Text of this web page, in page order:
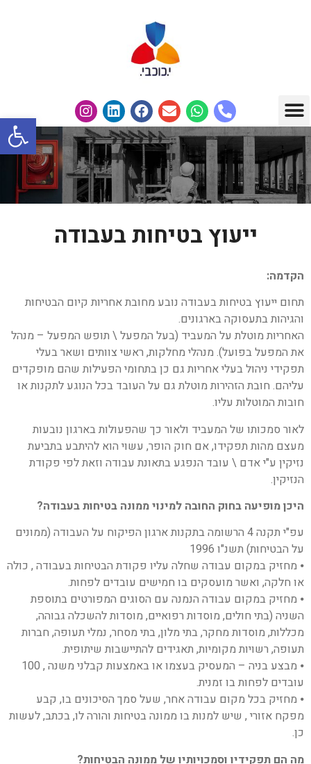
ייעוץ בטיחות בעבודה
הקדמה:
תחום ייעוץ בטיחות בעבודה נובע מחובת אחריות קיום הבטיחות
והגיהות בתעסוקה בארגונים.
האחריות מוטלת על המעביד (בעל המפעל \ תופש המפעל – מנהל
את המפעל בפועל). מנהלי מחלקות, ראשי צוותים ושאר בעלי
תפקידי ניהול בעלי אחריות גם כן בתחומי הפעילות שהם מופקדים
עליהם. חובת הזהירות מוטלת גם על העובד בכל הנוגע לתקנות או
חובות המוטלות עליו.
לאור סמכותו של המעביד ולאור כך שהפעולות בארגון נובעות
מעצם מהות תפקידו, אם חוק הופר, עשוי הוא להיתבע בתביעת
נזיקין ע"י אדם \ עובד הנפגע בתאונת עבודה וזאת לפי פקודת
הנזיקין.
היכן מופיעה בחוק החובה למינוי ממונה בטיחות בעבודה?
עפ"י תקנה 4 הרשומה בתקנות ארגון הפיקוח על העבודה (ממונים
על הבטיחות) תשנ"ו 1996
⦁ מחזיק במקום עבודה שחלה עליו פקודת הבטיחות בעבודה , כולה
או חלקה, ואשר מועסקים בו חמישים עובדים לפחות.
⦁ מחזיק במקום עבודה הנמנה עם הסוגים המפורטים בתוספת
השניה (בתי חולים, מוסדות רפואיים, מוסדות להשכלה גבוהה,
מכללות, מוסדות מחקר, בתי מלון, בתי מסחר, נמלי תעופה, חברות
תעופה, רשויות מקומיות, תאגידים להתיישבות שיתופית.
⦁ מבצע בניה – המעסיק בעצמו או באמצעות קבלני משנה , 100
עובדים לפחות בו זמנית.
⦁ מחזיק בכל מקום עבודה אחר, שעל סמך הסיכונים בו, קבע
מפקח אזורי , שיש למנות בו ממונה בטיחות והורה לו, בכתב, לעשות
כן.
מה הם תפקידיו וסמכויותיו של ממונה הבטיחות?